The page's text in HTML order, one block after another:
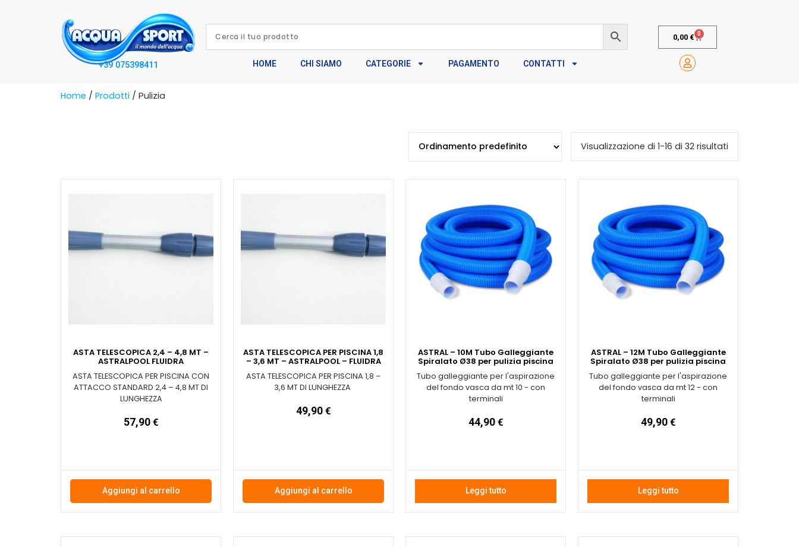
+39 075398411 HOME CHI SIAMO CATEGORIE PAGAMENTO CONTATTI
0,00 € 0
Home / Prodotti / Pulizia
Visualizzazione di 1-16 di 32 risultati
ASTA TELESCOPICA 2,4 – 4,8 MT –
ASTRALPOOL FLUIDRA
ASTA TELESCOPICA PER PISCINA CON
ATTACCO STANDARD 2,4 – 4,8 MT DI
LUNGHEZZA
57,90 €
Aggiungi al carrello
ASTA TELESCOPICA PER PISCINA 1,8
– 3,6 MT – ASTRALPOOL – FLUIDRA
ASTA TELESCOPICA PER PISCINA 1,8 –
3,6 MT DI LUNGHEZZA
49,90 €
Aggiungi al carrello
ASTRAL – 10M Tubo Galleggiante
Spiralato Ø38 per pulizia piscina
Tubo galleggiante per l'aspirazione
del fondo vasca da mt 10 - con
terminali
44,90 €
Leggi tutto
ASTRAL – 12M Tubo Galleggiante
Spiralato Ø38 per pulizia piscina
Tubo galleggiante per l'aspirazione
del fondo vasca da mt 12 - con
terminali
49,90 €
Leggi tutto